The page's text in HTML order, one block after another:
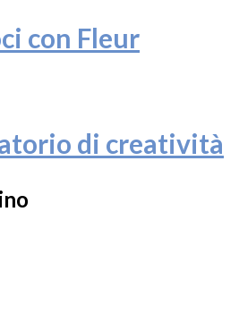
con Fleur
di creatività